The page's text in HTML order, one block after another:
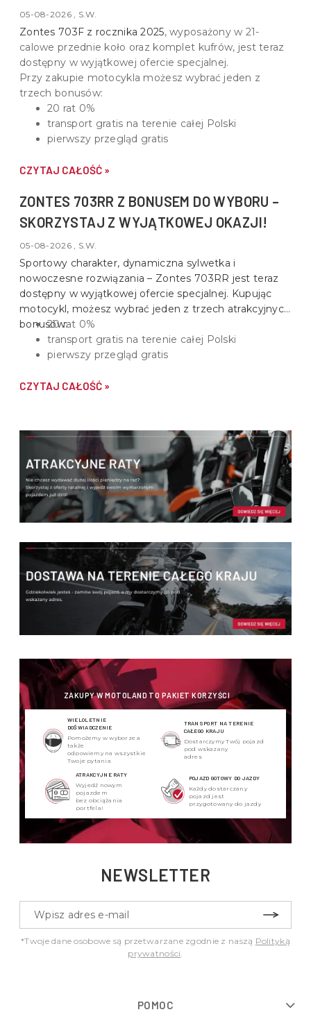
05-08-2026 , S.W.
Zontes 703F z rocznika 2025, wyposażony w 21-
calowe przednie koło oraz komplet kufrów, jest teraz
dostępny w wyjątkowej ofercie specjalnej.
Przy zakupie motocykla możesz wybrać jeden z
trzech bonusów:
20 rat 0%
transport gratis na terenie całej Polski
pierwszy przegląd gratis
CZYTAJ CAŁOŚĆ »
ZONTES 703RR Z BONUSEM DO WYBORU –
SKORZYSTAJ Z WYJĄTKOWEJ OKAZJI!
05-08-2026 , S.W.
Sportowy charakter, dynamiczna sylwetka i
nowoczesne rozwiązania – Zontes 703RR jest teraz
dostępny w wyjątkowej ofercie specjalnej. Kupując
motocykl, możesz wybrać jeden z trzech atrakcyjnych
bonusów:20 rat 0%
transport gratis na terenie całej Polski
pierwszy przegląd gratis
CZYTAJ CAŁOŚĆ »
ZAKUPY W MOTOLAND TO PAKIET KORZYŚCI
WIELOLETNIE
DOŚWIADCZENIE
Pomożemy w wyborze a
także
odpowiemy na wszystkie
Twoje pytania
TRANSPORT NA TERENIE
CAŁEGO KRAJU
Dostarczymy Twój pojazd
pod wskazany
adres
ATRAKCYJNE RATY
Wyjedź nowym
pojazdem
bez obciążania
portfela!
POJAZD GOTOWY DO JAZDY
Każdy dostarczany
pojazd jest
przygotowany do jazdy
NEWSLETTER
*Twoje dane osobowe są przetwarzane zgodnie z naszą Polityką
prywatności
POMOC